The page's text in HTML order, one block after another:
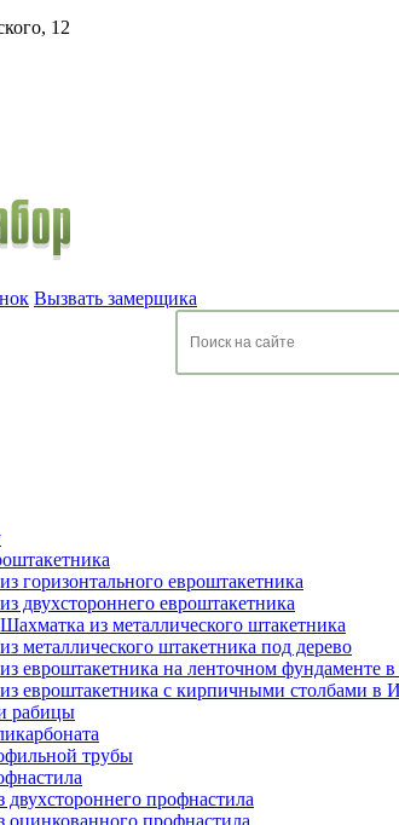
12
Вызвать замерщика
горизонтального евроштакетника
двухстороннего евроштакетника
из металлического штакетника
металлического штакетника под дерево
евроштакетника на ленточном фундаменте
евроштакетника с кирпичными столбами в
рабицы
трубы
двухстороннего профнастила
оцинкованного профнастила